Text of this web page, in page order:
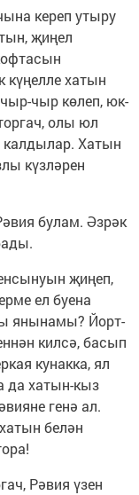
кереп утыру
җиңел
хатын
чыр көлеп, юк-
олы юл
калдылар. Хатын
күзләрен
булам. Әзрәк
җиңеп,
ел буена
янынамы? Йорт-
килсә, басып
кунакка, ял
да хатын-кыз
генә ал.
белән
Рәвия үзен